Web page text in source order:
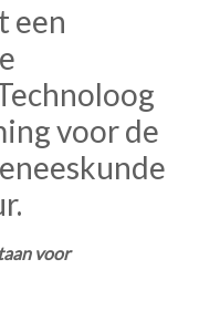
een
voor de
voor